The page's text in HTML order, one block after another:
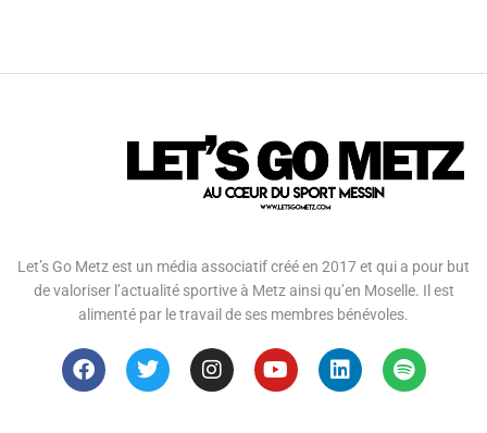
Let’s Go Metz est un média associatif créé en 2017 et qui a pour but
de valoriser l’actualité sportive à Metz ainsi qu’en Moselle. Il est
alimenté par le travail de ses membres bénévoles.